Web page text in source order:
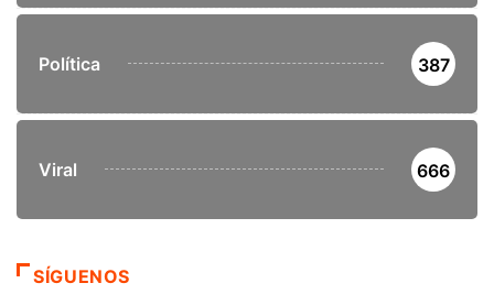
Política 387
Viral 666
SÍGUENOS